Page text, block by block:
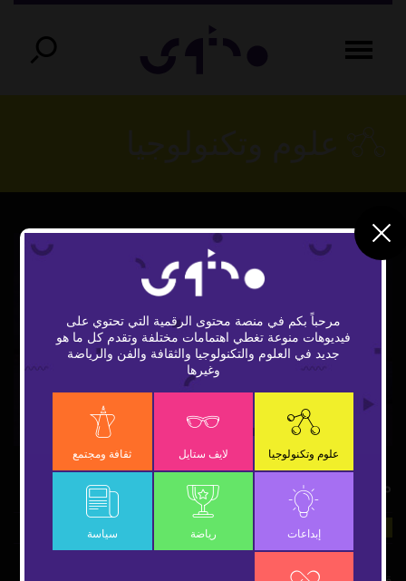
Play
Video
مرض النوم الغامض
علوم وتكنولوجيا
مرحباً بكم في منصة محتوى الرقمية التي تحتوي على
فيديوهات منوعة تغطي اهتمامات مختلفة وتقدم كل ما هو
جديد في العلوم والتكنولوجيا والثقافة والفن والرياضة
وغيرها
علوم وتكنولوجيا لايف ستايل ثقافة ومجتمع
إبداعات رياضة سياسة